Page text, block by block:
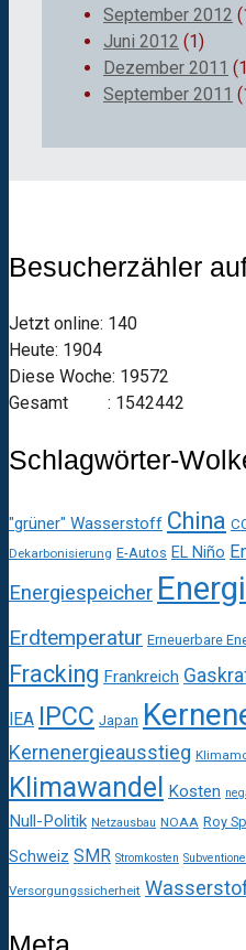
September 2012
Juni 2012 (1)
Dezember 2011
September 2011
Besucherzähler
Jetzt online: 140
Heute: 1904
Diese Woche: 19572
Gesamt : 1542442
Schlagwörter-
"grüner" Wasserstoff China
Dekarbonisierung E-Autos EL Niño
Energiespeicher
Erdtemperatur Erneuerbare
Fracking Frankreich
IEA IPCC Japan
Kernenergieausstieg
Klimawandel Kosten
Null-Politik Netzausbau NOAA Roy
Schweiz SMR Stromkosten
Versorgungssicherheit